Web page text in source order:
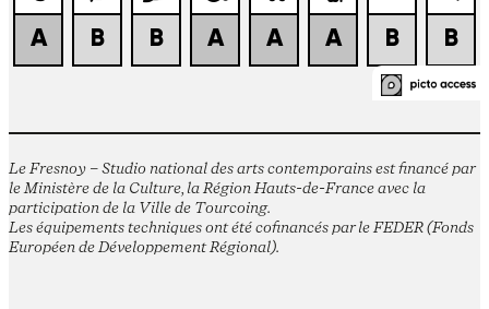
Le Fresnoy – Studio national des arts contemporains est financé par
le Ministère de la Culture, la Région Hauts-de-France avec la
participation de la Ville de Tourcoing.
Les équipements techniques ont été cofinancés par le FEDER (Fonds
Européen de Développement Régional).